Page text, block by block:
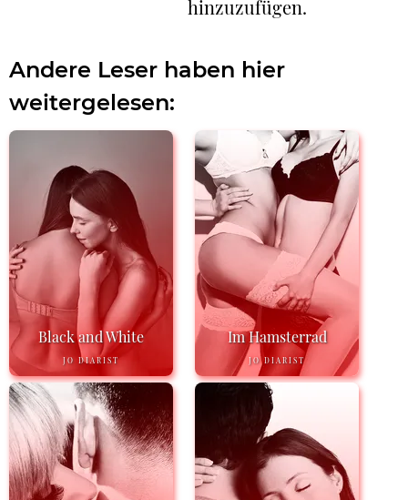
hinzuzufügen.
Andere Leser haben hier
weitergelesen:
Black and White
JO DIARIST
Im Hamsterrad
JO DIARIST